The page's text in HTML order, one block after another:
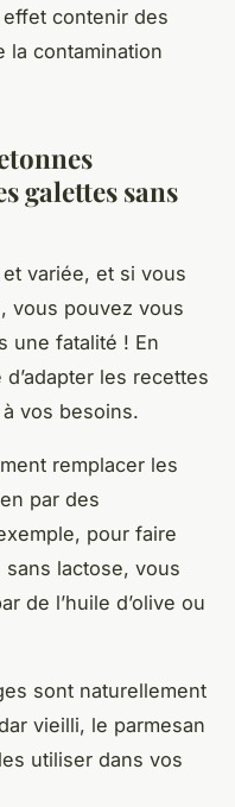
contenir des
la contamination
galettes sans
variée, et si vous
vous pouvez vous
une fatalité ! En
les recettes
vos besoins.
remplacer les
par des
pour faire
sans lactose, vous
de l’huile d’olive ou
sont naturellement
vieilli, le parmesan
utiliser dans vos